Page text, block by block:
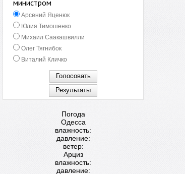
министром
Арсений Яценюк
Юлия Тимошенко
Михаил Саакашвилли
Олег Тягнибок
Виталий Кличко
Погода
Одесса
влажность:
давление:
ветер:
Арциз
влажность:
давление: